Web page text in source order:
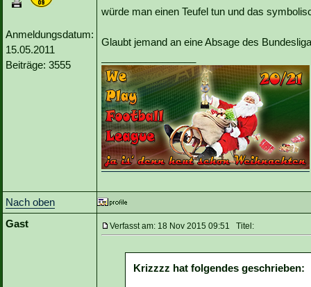
Anmeldungsdatum:
15.05.2011
Beiträge: 3555
würde man einen Teufel tun und das
Glaubt jemand an eine Absage des
Nach oben
Gast
Verfasst am: 18 Nov 2015 09:51 Titel:
Krizzzz hat folgendes geschrieben: